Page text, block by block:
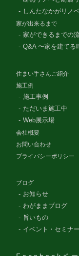
しんたなかがリノ
家が出来るまで
家ができるまでの
Q&A 〜家を建てる
住まい手さんご紹介
施工例
施工事例
ただいま施工中
Web展示場
会社概要
お問い合わせ
プライバシーポリシー
ブログ
お知らせ
わがままブログ
旨いもの
イベント・セミナ